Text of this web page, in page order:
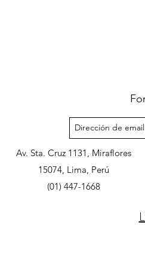
Av. Sta. Cruz 1131, Miraflores
15074, Lima, Perú
(01) 447-1668